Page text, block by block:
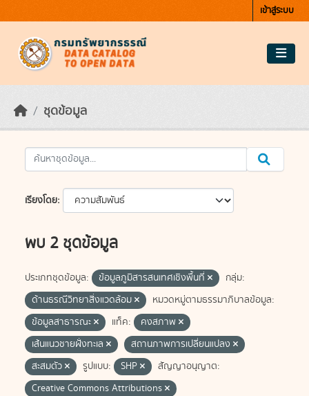
เข้าสู่ระบบ
ชุดข้อมูล
เรียงโดย
พบ 2 ชุดข้อมูล
ประเภทชุดข้อมูล: ข้อมูลภูมิสารสนเทศเชิงพื้นที่
กลุ่ม:
ด้านธรณีวิทยาสิ่งแวดล้อม
หมวดหมู่ตามธรรมาภิบาลข้อมูล:
ข้อมูลสาธารณะ
แท็ค:
คงสภาพ
เส้นแนวชายฝั่งทะเล
สถานภาพการเปลี่ยนแปลง
สะสมตัว
รูปแบบ: SHP
สัญญาอนุญาต:
Creative Commons Attributions